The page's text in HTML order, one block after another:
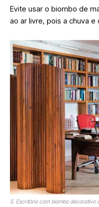
Evite usar o biombo de
ao ar livre, pois a chuva
5. Escritório com biombo decorativo